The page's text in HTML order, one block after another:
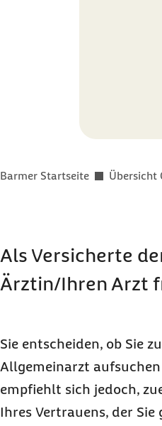
Sie befinden sich hier:
Barmer Startseite Übersicht
Als Versicherte
Ärztin/Ihren Arzt
Sie entscheiden, ob Sie
Allgemeinarzt
empfiehlt sich jedoch,
Ihres Vertrauens, der Sie